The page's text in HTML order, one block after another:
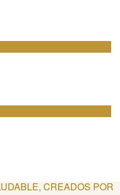
CREADOS POR